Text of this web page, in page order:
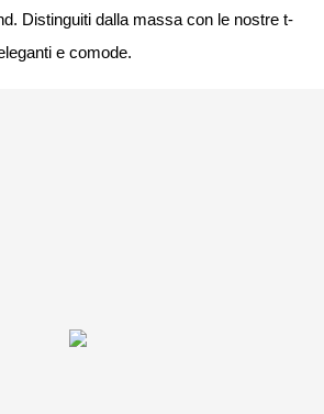
Distinguiti dalla massa con le nostre t-
e comode.